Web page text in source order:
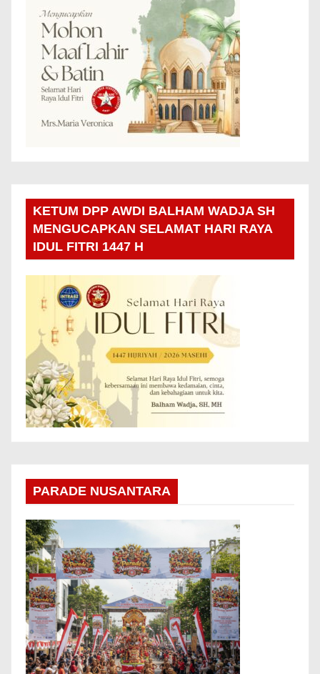
KETUM DPP AWDI BALHAM WADJA SH
MENGUCAPKAN SELAMAT HARI RAYA
IDUL FITRI 1447 H
PARADE NUSANTARA